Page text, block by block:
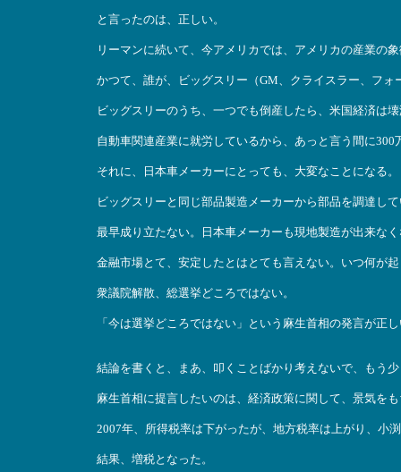
と言ったのは、正しい。
リーマンに続いて、今アメリカでは、アメリカの産業の
かつて、誰が、ビッグスリー（GM、クライスラー、フ
ビッグスリーのうち、一つでも倒産したら、米国経済は
自動車関連産業に就労しているから、あっと言う間に300
それに、日本車メーカーにとっても、大変なことになる
ビッグスリーと同じ部品製造メーカーから部品を調達し
最早成り立たない。日本車メーカーも現地製造が出来な
金融市場とて、安定したとはとても言えない。いつ何が
衆議院解散、総選挙どころではない。
「今は選挙どころではない」という麻生首相の発言が正
結論を書くと、まあ、叩くことばかり考えないで、もう
麻生首相に提言したいのは、経済政策に関して、景気を
2007年、所得税率は下がったが、地方税率は上がり、小
結果、増税となった。